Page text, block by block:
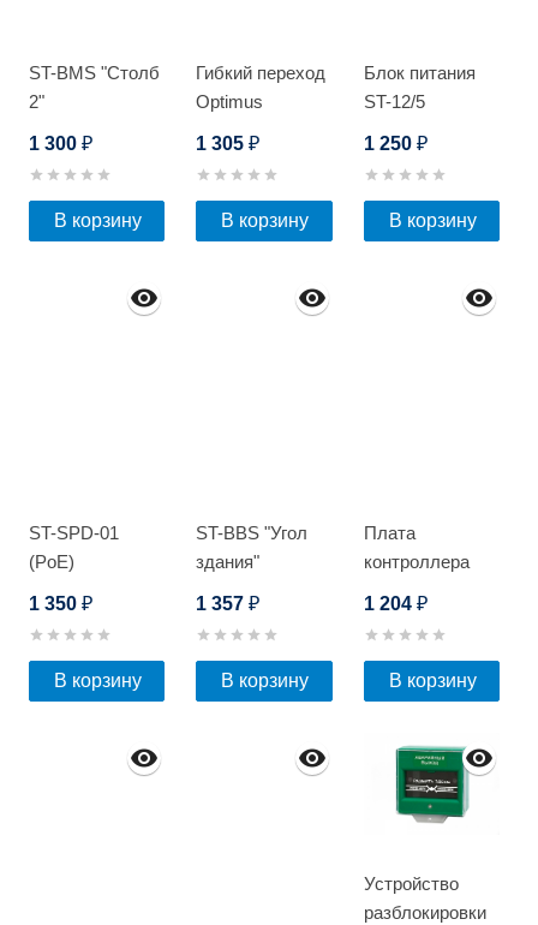
ST-BMS "Столб
2"
1 300 ₽
В корзину
Гибкий переход
Optimus
1 305₽
В корзину
Блок питания
ST-12/5
1 250 ₽
В корзину
ST-SPD-01
(PoE)
1 350 ₽
В корзину
ST-BBS "Угол
здания"
1 357₽
В корзину
Плата
контроллера
1 204 ₽
В корзину
Устройство
разблокировки